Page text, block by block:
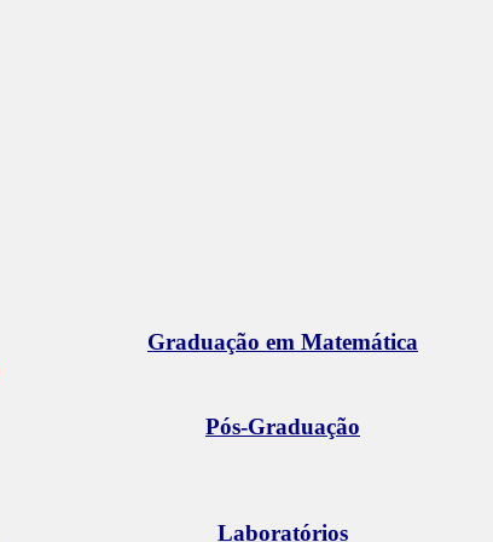
Graduação em Matemática
Pós-Graduação
Laboratórios